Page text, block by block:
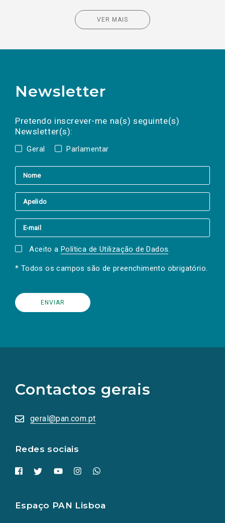
VER MAIS
Newsletter
Pretendo inscrever-me na(s) seguinte(s)
Newsletter(s):
Geral Parlamentar
a(s) newsletter(s).
mail
Aceito a Política de Utilização de Dados.
* Todos os campos são de preenchimento obrigatório.
Contactos gerais
geral@pan.com.pt
Redes sociais
redes
sociais
numa
nova
Espaço PAN Lisboa